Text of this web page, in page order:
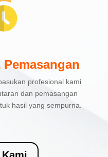
profesional kami
dan pemasangan
hasil yang sempurna.